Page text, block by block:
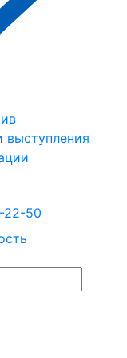
выступления
22-50